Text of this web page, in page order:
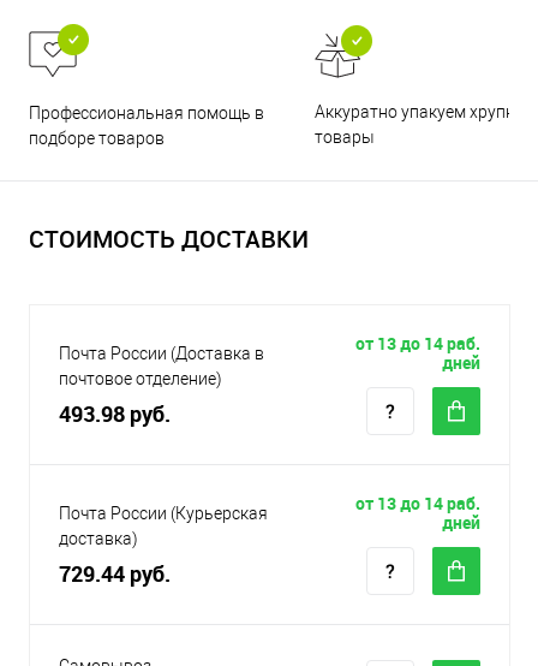
Профессиональная помощь в
подборе товаров
Аккуратно упакуем хрупкие
товары
СТОИМОСТЬ ДОСТАВКИ
Почта России (Доставка в
почтовое отделение)
493.98 руб.
от 13 до 14 раб.
дней
Почта России (Курьерская
доставка)
729.44 руб.
от 13 до 14 раб.
дней